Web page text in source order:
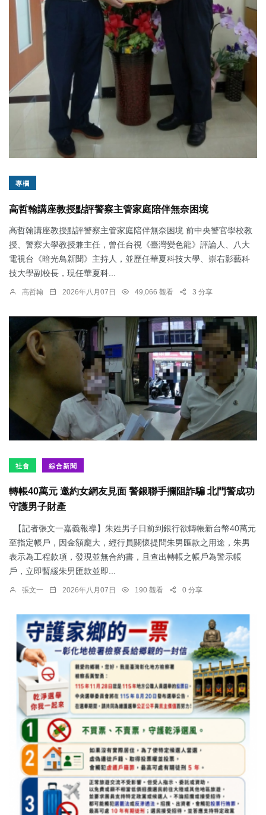
專欄
高哲翰講座教授點評警察主管家庭陪伴無奈困境
高哲翰講座教授點評警察主管家庭陪伴無奈困境 前中央警官學校教
授、警察大學教授兼主任，曾任台視《臺灣變色龍》評論人、八大
電視台《暗光鳥新聞》主持人，並歷任華夏科技大學、崇右影藝科
技大學副校長，現任華夏科...
高哲翰 2026年八月07日 49,066 觀看 3 分享
社會 綜合新聞
轉帳40萬元 邀約女網友見面 警銀聯手攔阻詐騙 北門警成功
守護男子財產
【記者張文一嘉義報導】朱姓男子日前到銀行欲轉帳新台幣40萬元
至指定帳戶，因金額龐大，經行員關懷提問朱男匯款之用途，朱男
表示為工程款項，發現並無合約書，且查出轉帳之帳戶為警示帳
戶，立即暫緩朱男匯款並即...
張文一 2026年八月07日 190 觀看 0 分享